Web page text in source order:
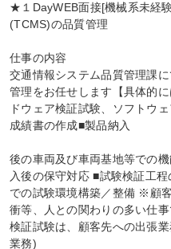
★１DayWEB面接[機械系未経
(TCMS)の品質管理
仕事の内容
交通情報システム品質管理課
管理をお任せします【具体的
ドウェア検証試験、ソフトウ
成績書の作成■製品納入
後の車両及び車両基地等での
入後の保守対応 ■試験検証工
での試験環境構築／整備 ※顧
衝等、人との関わりの多い仕
検証試験は、顧客先への出張
業務)